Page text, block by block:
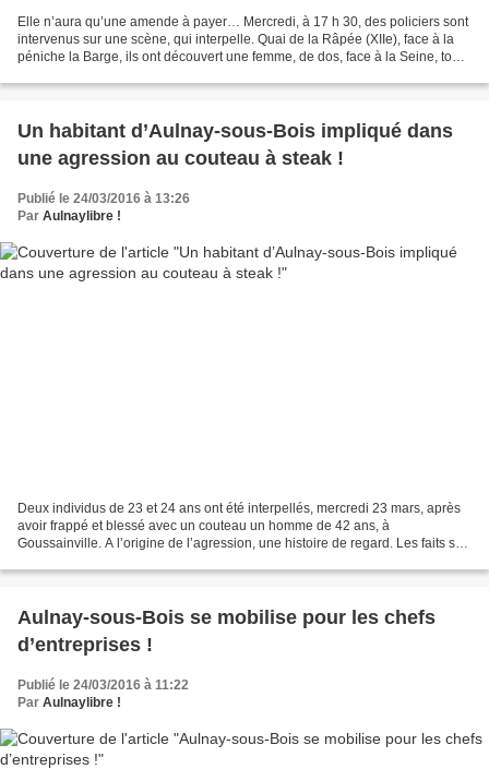
Elle n’aura qu’une amende à payer… Mercredi, à 17 h 30, des policiers sont
intervenus sur une scène, qui interpelle. Quai de la Râpée (XIIe), face à la
péniche la Barge, ils ont découvert une femme, de dos, face à la Seine, toute
Un habitant d’Aulnay-sous-Bois impliqué dans
une agression au couteau à steak !
Publié le 24/03/2016 à 13:26
Par Aulnaylibre !
Deux individus de 23 et 24 ans ont été interpellés, mercredi 23 mars, après
avoir frappé et blessé avec un couteau un homme de 42 ans, à
Goussainville. A l’origine de l’agression, une histoire de regard. Les faits se
Aulnay-sous-Bois se mobilise pour les chefs
d’entreprises !
Publié le 24/03/2016 à 11:22
Par Aulnaylibre !